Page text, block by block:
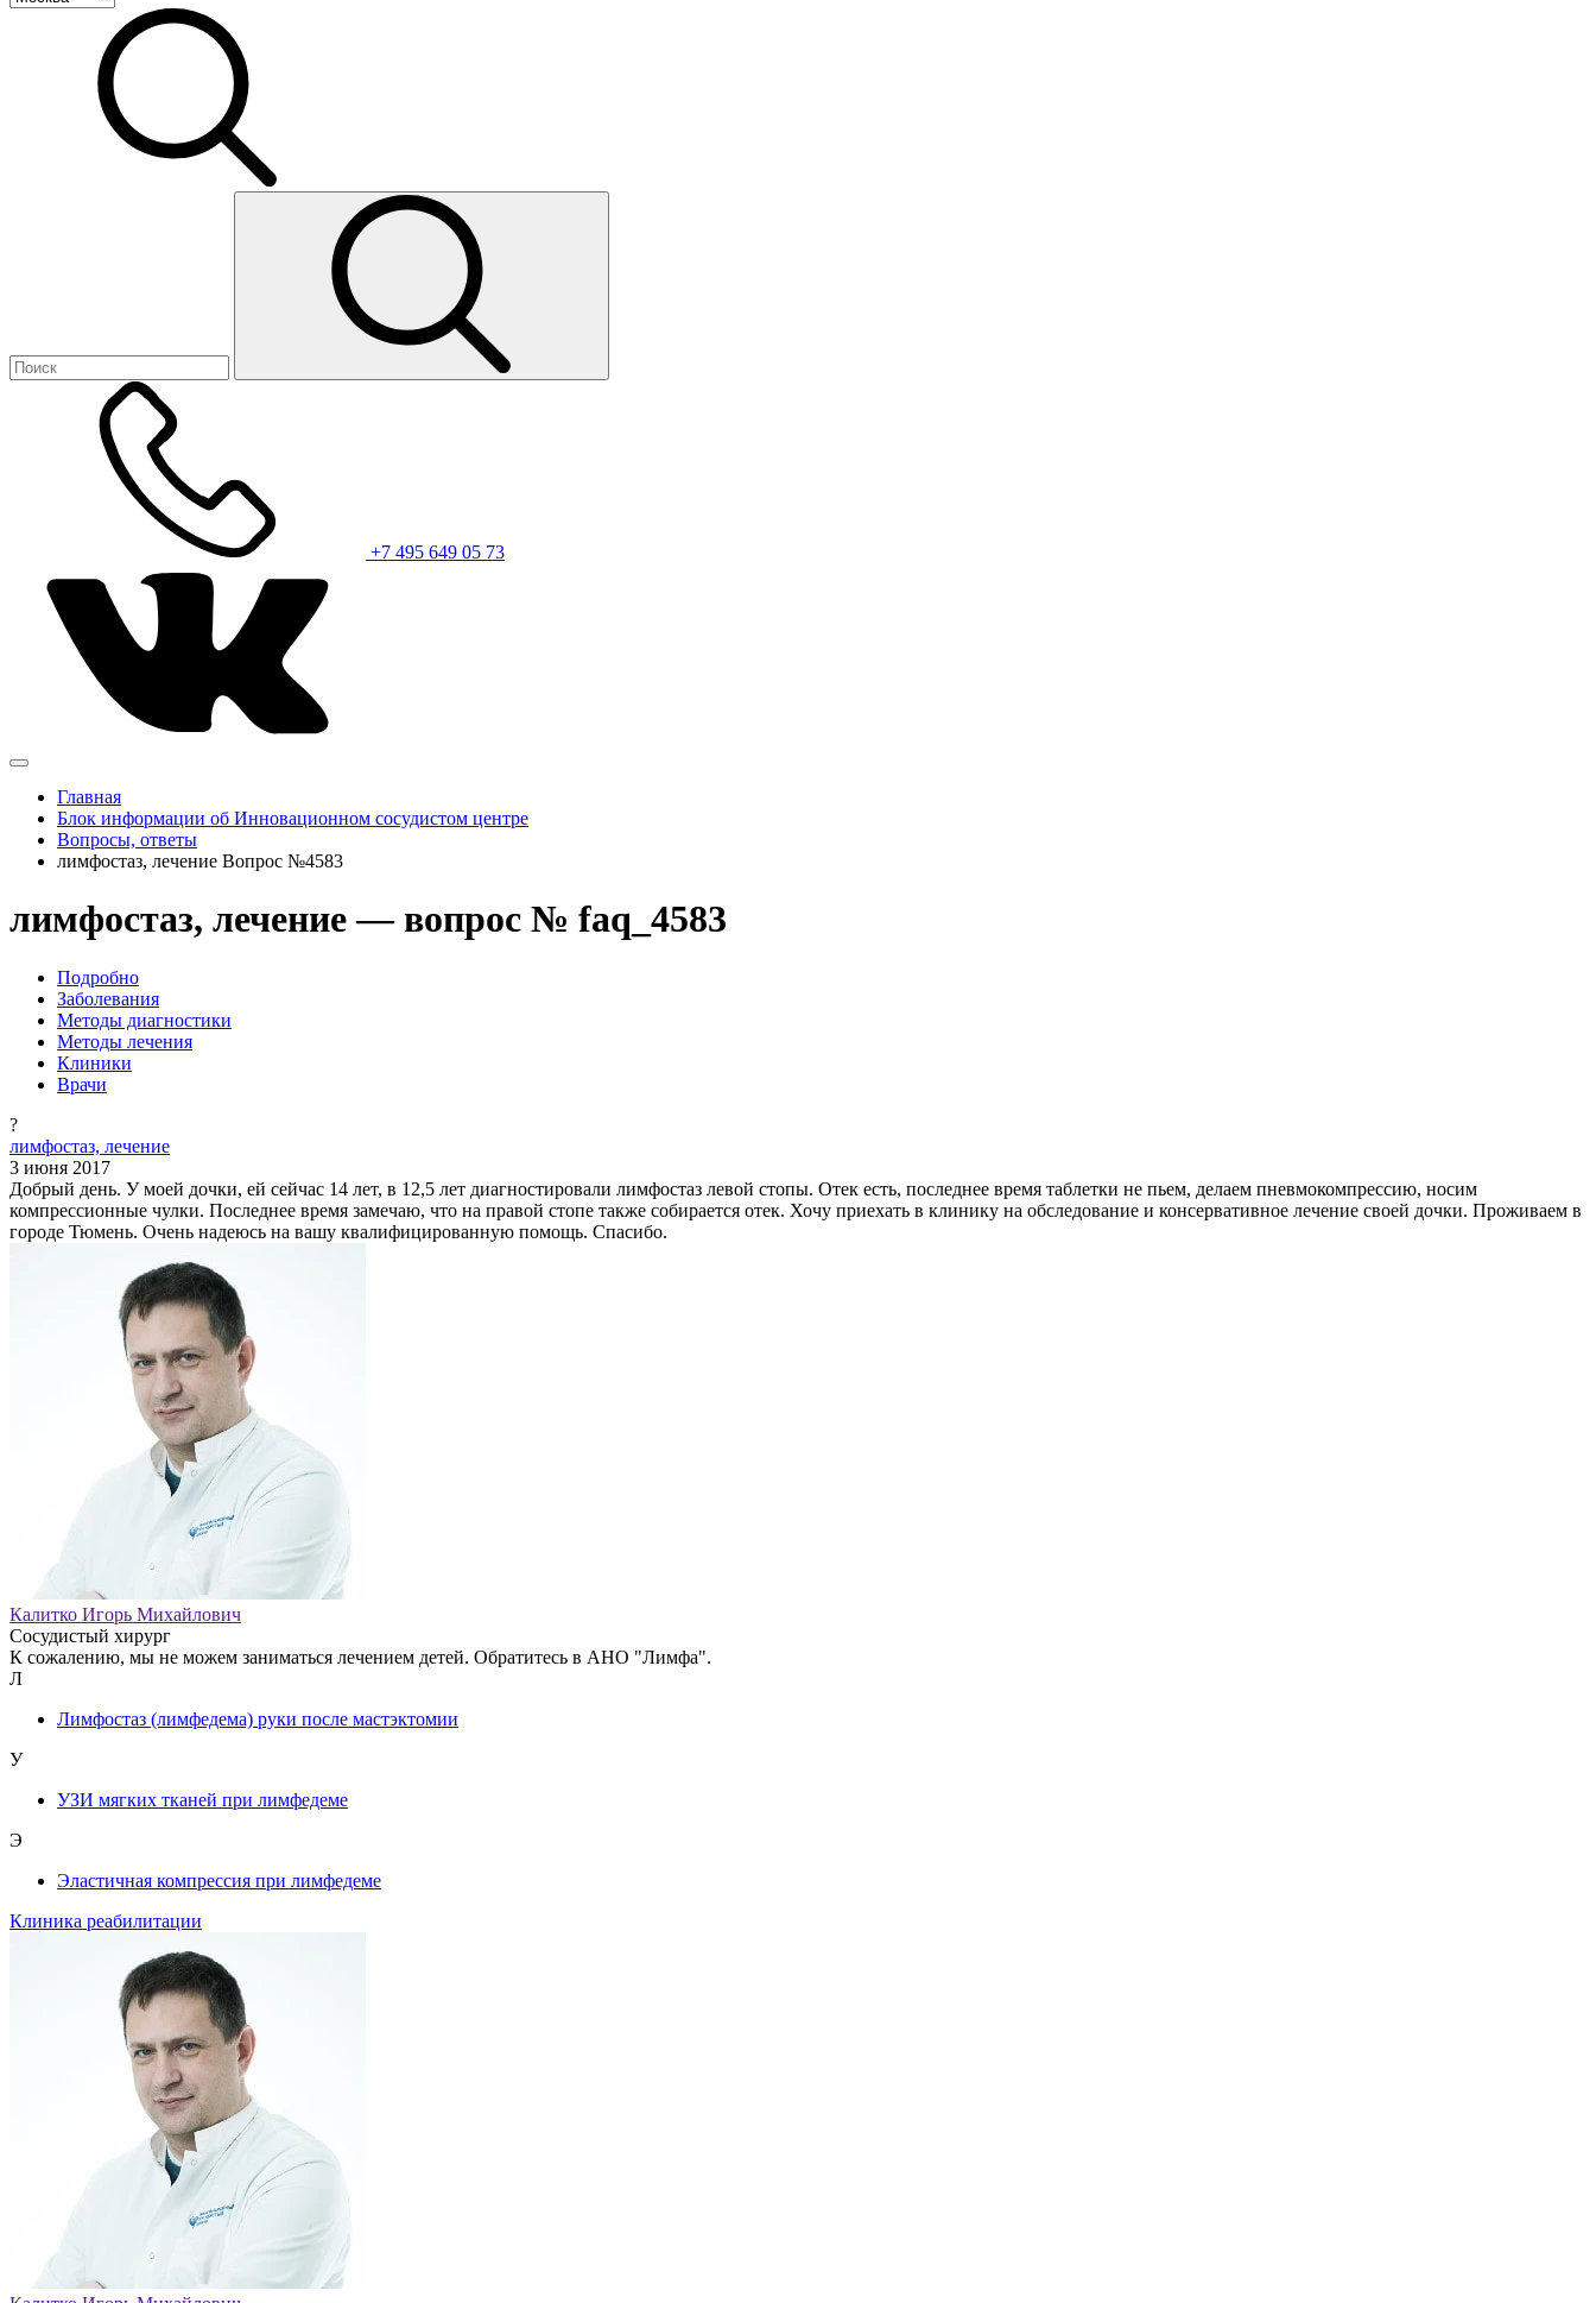
+7 495 649 05 73
Главная
Блок информации об Инновационном сосудистом центре
Вопросы, ответы
лимфостаз, лечение Вопрос №4583
лимфостаз, лечение — вопрос № faq_4583
Подробно
Заболевания
Методы диагностики
Методы лечения
Клиники
Врачи
?
лимфостаз, лечение
3 июня 2017
Добрый день. У моей дочки, ей сейчас 14 лет, в 12,5 лет диагностировали лимфостаз левой стопы. Отек есть, последнее время таблетки не пьем, делаем пневмокомпрессию, носим
компрессионные чулки. Последнее время замечаю, что на правой стопе также собирается отек. Хочу приехать в клинику на обследование и консервативное лечение своей дочки. Проживаем в
городе Тюмень. Очень надеюсь на вашу квалифицированную помощь. Спасибо.
Калитко Игорь Михайлович
Сосудистый хирург
К сожалению, мы не можем заниматься лечением детей. Обратитесь в АНО "Лимфа".
Л
Лимфостаз (лимфедема) руки после мастэктомии
У
УЗИ мягких тканей при лимфедеме
Э
Эластичная компрессия при лимфедеме
Клиника реабилитации